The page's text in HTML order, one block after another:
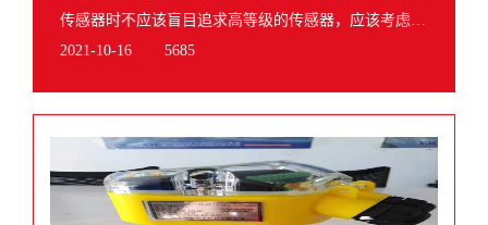
传感器时不应该盲目追求高等级的传感器，应该考虑电
子衡的准确度等级和成本。一般情况下，选用称重传感
2021-10-16 5685